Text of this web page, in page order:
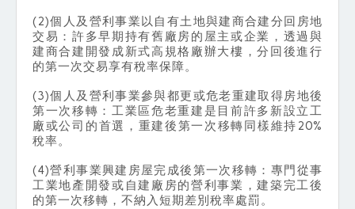
(2)個人及營利事業以自有土地與建商合建分回房地
交易：許多早期持有舊廠房的屋主或企業，透過與
建商合建開發成新式高規格廠辦大樓，分回後進行
的第一次交易享有稅率保障。
(3)個人及營利事業參與都更或危老重建取得房地後
第一次移轉：工業區危老重建是目前許多新設立工
廠或公司的首選，重建後第一次移轉同樣維持20%
稅率。
(4)營利事業興建房屋完成後第一次移轉：專門從事
工業地產開發或自建廠房的營利事業，建築完工後
的第一次移轉，不納入短期差別稅率處罰。